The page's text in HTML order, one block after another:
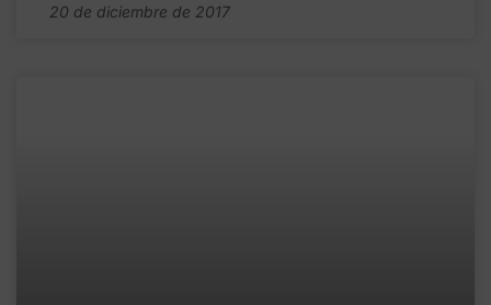
20 de diciembre de 2017